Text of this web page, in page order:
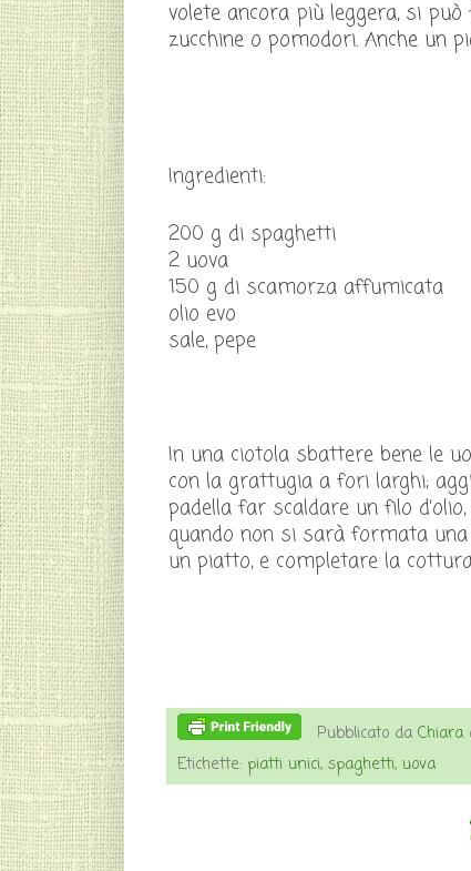
volete ancora più leggera, si
zucchine o pomodori. Anche un
Ingredienti:
200 g di spaghetti
2 uova
150 g di scamorza affumicata
olio evo
sale, pepe
In una ciotola sbattere bene le
con la grattugia a fori larghi;
padella far scaldare un filo
quando non si sarà formata
un piatto, e completare la
Pubblicato daChiara
Etichette: piatti unici, spaghetti, uova